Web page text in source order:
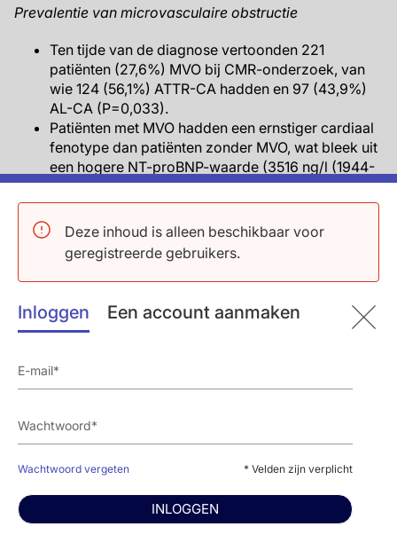
Deze inhoud is alleen beschikbaar voor
geregistreerde gebruikers.
Inloggen Een account aanmaken
Wachtwoord vergeten * Velden zijn verplicht
INLOGGEN
Prevalentie van microvasculaire obstructie
Ten tijde van de diagnose vertoonden 221
patiënten (27,6%) MVO bij CMR-onderzoek, van
wie 124 (56,1%) ATTR-CA hadden en 97 (43,9%)
AL-CA (P=0,033).
Patiënten met MVO hadden een ernstiger cardiaal
fenotype dan patiënten zonder MVO, wat bleek uit
een hogere NT-proBNP-waarde (3516 ng/l (1944-
6247) vs. 2508 ng/l (1203-5752); P<0. 001),
slechtere globale longitudinale rek (-10,5%
(-12,6% tot -7,9%) vs. -12,0% (-16,0% tot -9,2%);
P<0,001) en groter extracellulair volume (56%
(51%-61%) vs. 50% (45%-57%); P<0,001).
Patiënten met AL-CA én MVO hadden hogere
waarden van NT-proBNP (5184 ng/l (2602-9835)
vs. 2725 ng/l (1291-4876); P<0,001), troponine T
myocardiale T2 (marker van myocardiaal
maar een kleiner extracellulair volume (55%
(50%-60%) vs. 58% (53%-61%); P=0,008) en een
(41,1-59,8) vs. 55,7 g/m² (47,5-68,4); P<0,001).
Associatie tussen microvasculaire obstructie en